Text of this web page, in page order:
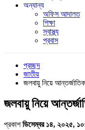
অন্যান্য
অফিস আদালত
শিক্ষা
স্বাস্থ্য
প্রবাস
প্রচ্ছদ
জাতীয়
জলবায়ু নিয়ে
জলবায়ু নিয়ে
প্রকাশডিসেম্বর ১৪, ২০২৫,